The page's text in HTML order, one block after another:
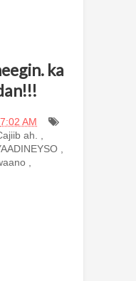
ka
7:02 AM
ah.